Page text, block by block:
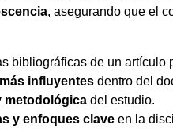
, asegurando que el
bibliográficas de un artículo
influyentes dentro del
metodológica del estudio.
y enfoques clave en la